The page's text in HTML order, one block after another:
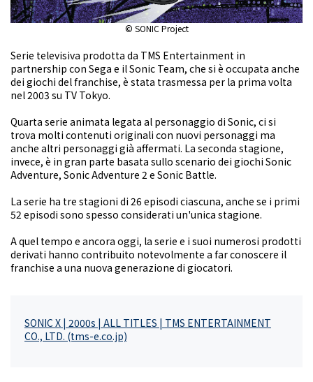
© SONIC Project
Serie televisiva prodotta da TMS Entertainment in
partnership con Sega e il Sonic Team, che si è occupata anche
dei giochi del franchise, è stata trasmessa per la prima volta
nel 2003 su TV Tokyo.
Quarta serie animata legata al personaggio di Sonic, ci si
trova molti contenuti originali con nuovi personaggi ma
anche altri personaggi già affermati. La seconda stagione,
invece, è in gran parte basata sullo scenario dei giochi Sonic
Adventure, Sonic Adventure 2 e Sonic Battle.
La serie ha tre stagioni di 26 episodi ciascuna, anche se i primi
52 episodi sono spesso considerati un'unica stagione.
A quel tempo e ancora oggi, la serie e i suoi numerosi prodotti
derivati hanno contribuito notevolmente a far conoscere il
franchise a una nuova generazione di giocatori.
SONIC X | 2000s | ALL TITLES | TMS ENTERTAINMENT
CO., LTD. (tms-e.co.jp)